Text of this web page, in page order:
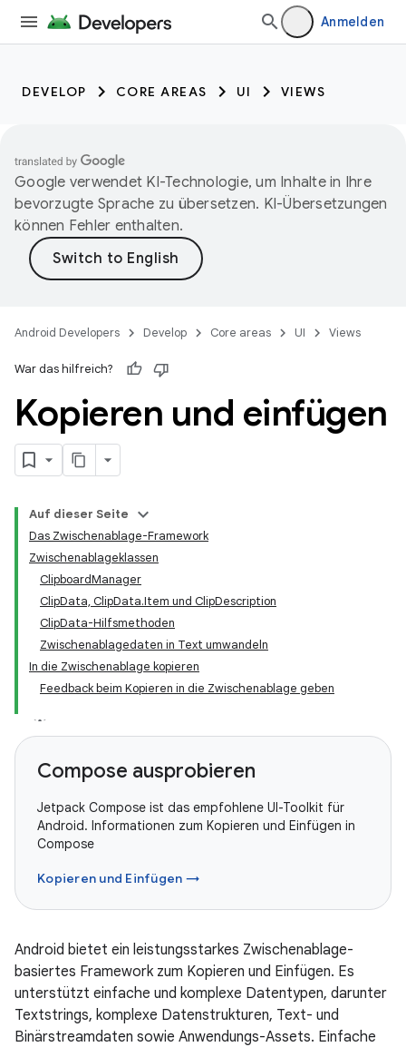
Anmelden
DEVELOP CORE AREAS UI VIEWS
Google verwendet KI-Technologie, um Inhalte in Ihre
bevorzugte Sprache zu übersetzen. KI-Übersetzungen
können Fehler enthalten.
Android Developers Develop Core areas UI Views
War das hilfreich?
Kopieren und einfügen
Auf dieser Seite
Das Zwischenablage-Framework
Zwischenablageklassen
ClipboardManager
ClipData, ClipData.Item und ClipDescription
ClipData-Hilfsmethoden
Zwischenablagedaten in Text umwandeln
In die Zwischenablage kopieren
Feedback beim Kopieren in die Zwischenablage geben
Compose ausprobieren
Jetpack Compose ist das empfohlene UI-Toolkit für
Android. Informationen zum Kopieren und Einfügen in
Compose
Kopieren und Einfügen →
Android bietet ein leistungsstarkes Zwischenablage-
basiertes Framework zum Kopieren und Einfügen. Es
unterstützt einfache und komplexe Datentypen, darunter
Textstrings, komplexe Datenstrukturen, Text- und
Binärstreamdaten sowie Anwendungs-Assets. Einfache